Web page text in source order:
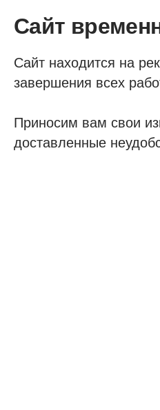
Сайт
Сайт находится на
завершения всех
Приносим вам свои
доставленные